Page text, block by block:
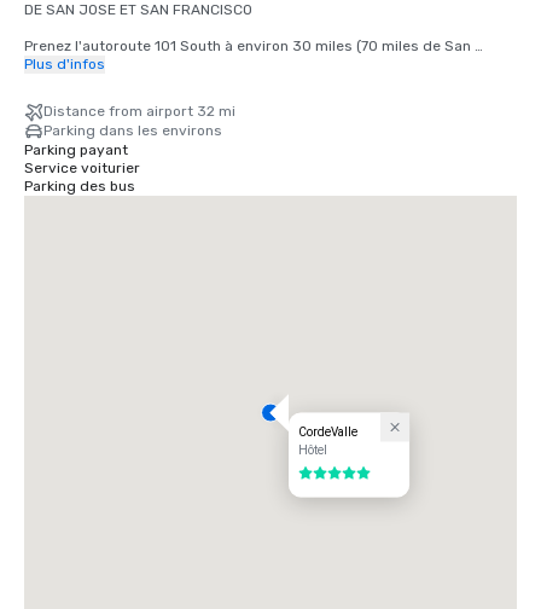
DE SAN JOSE ET SAN FRANCISCO
Prenez l'autoroute 101 South à environ 30 miles (70 miles de San
Francisco) jusqu'à la sortie San Martin Avenue. Prenez la sortie San
(Monterey Road). Tournez à gauche au feu sur Monterey Road. Tournez
à droite au feu suivant sur Highland Avenue. Suivez Highland à travers
Santa Teresa (panneau d'arrêt) en passant par notre porte de garde
pour rejoindre CordeValle.
DEPUIS LA PÉNINSULE DE MONTEREY
Plus d'infos
Distance from airport 32 mi
Parking dans les environs
Parking payant
Service voiturier
Parking des bus
CordeValle
Hôtel
5 sur 5